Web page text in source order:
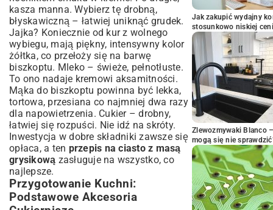
kasza manna. Wybierz tę drobną,
błyskawiczną – łatwiej uniknąć grudek.
Jajka? Koniecznie od kur z wolnego
wybiegu, mają piękny, intensywny kolor
żółtka, co przełoży się na barwę
biszkoptu. Mleko – świeże, pełnotłuste.
To ono nadaje kremowi aksamitności.
Mąka do biszkoptu powinna być lekka,
tortowa, przesiana co najmniej dwa razy
dla napowietrzenia. Cukier – drobny,
łatwiej się rozpuści. Nie idź na skróty.
Inwestycja w dobre składniki zawsze się
opłaca, a ten przepis na ciasto z masą
grysikową zasługuje na wszystko, co
najlepsze.
Przygotowanie Kuchni:
Podstawowe Akcesoria
Jak zakupić wydajny
stosunkowo niskiej
Zlewozmywaki Blanco
mogą się nie